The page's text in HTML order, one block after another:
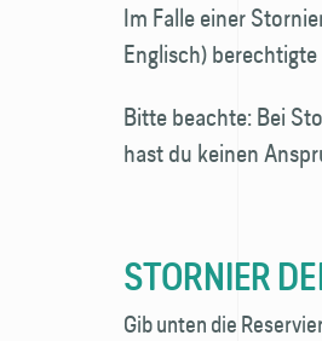
Im Falle einer
Englisch)
Bitte beachte: Bei
hast du keinen
STORNIER
Gib unten die